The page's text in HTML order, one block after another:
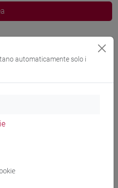
automaticamente solo i